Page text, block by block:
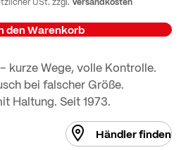
den Warenkorb
kurze Wege, volle Kontrolle.
bei falscher Größe.
Haltung. Seit 1973.
Händler finden